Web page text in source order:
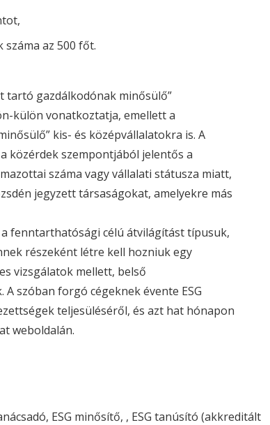
az 500 főt.
tartó gazdálkodónak minősülő”
külön vonatkoztatja, emellett a
kis- és középvállalatokra is. A
közérdek szempontjából jelentős a
száma vagy vállalati státusza miatt,
jegyzett társaságokat, amelyekre más
fenntarthatósági célú átvilágítást típusuk,
részeként létre kell hozniuk egy
vizsgálatok mellett, belső
szóban forgó cégeknek évente ESG
teljesüléséről, és azt hat hónapon
weboldalán.
ESG minősítő, , ESG tanúsító (akkreditált